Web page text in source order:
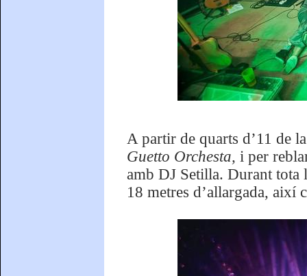
A partir de quarts d’11 de
Guetto Orchesta, i per
amb DJ Setilla. Durant tota
18 metres d’allargada, així